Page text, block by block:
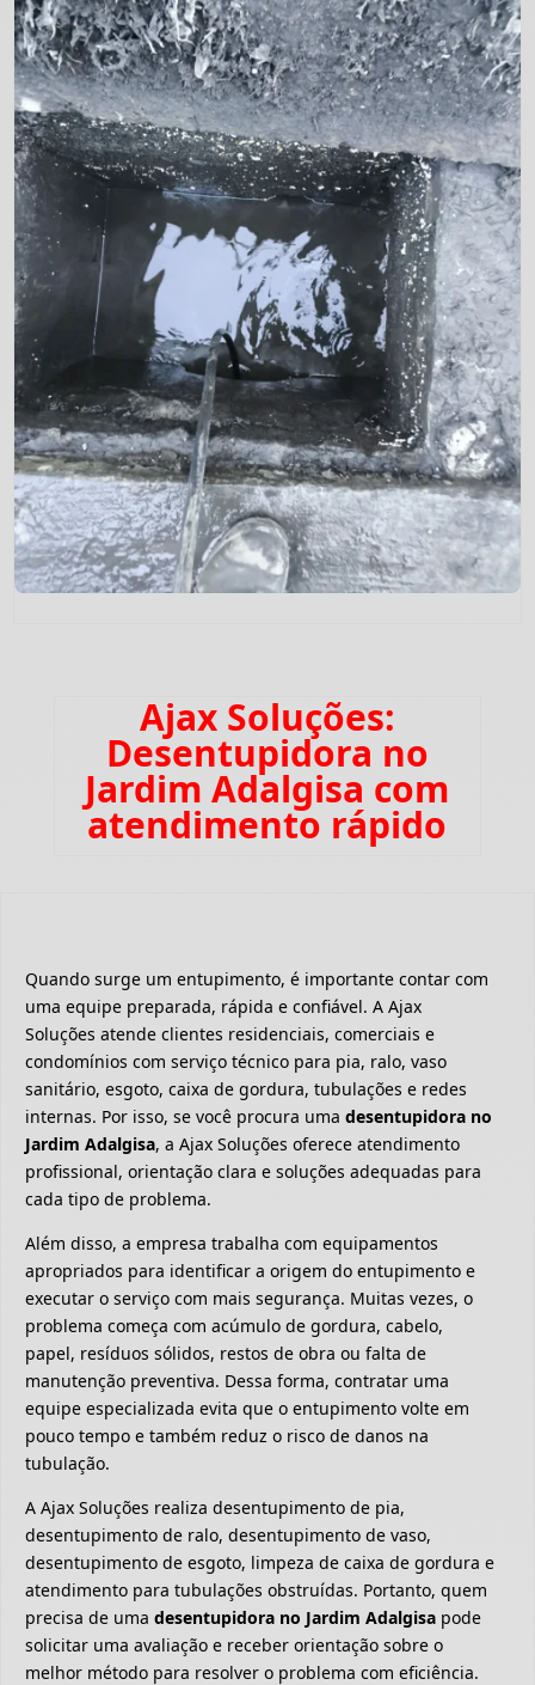
Ajax Soluções:
Desentupidora no
Jardim Adalgisa com
atendimento rápido
Quando surge um entupimento, é importante contar com
uma equipe preparada, rápida e confiável. A Ajax
Soluções atende clientes residenciais, comerciais e
condomínios com serviço técnico para pia, ralo, vaso
sanitário, esgoto, caixa de gordura, tubulações e redes
internas. Por isso, se você procura uma desentupidora no
Jardim Adalgisa, a Ajax Soluções oferece atendimento
profissional, orientação clara e soluções adequadas para
cada tipo de problema.
Além disso, a empresa trabalha com equipamentos
apropriados para identificar a origem do entupimento e
executar o serviço com mais segurança. Muitas vezes, o
problema começa com acúmulo de gordura, cabelo,
papel, resíduos sólidos, restos de obra ou falta de
manutenção preventiva. Dessa forma, contratar uma
equipe especializada evita que o entupimento volte em
pouco tempo e também reduz o risco de danos na
tubulação.
A Ajax Soluções realiza desentupimento de pia,
desentupimento de ralo, desentupimento de vaso,
desentupimento de esgoto, limpeza de caixa de gordura e
atendimento para tubulações obstruídas. Portanto, quem
precisa de uma desentupidora no Jardim Adalgisa pode
solicitar uma avaliação e receber orientação sobre o
melhor método para resolver o problema com eficiência.